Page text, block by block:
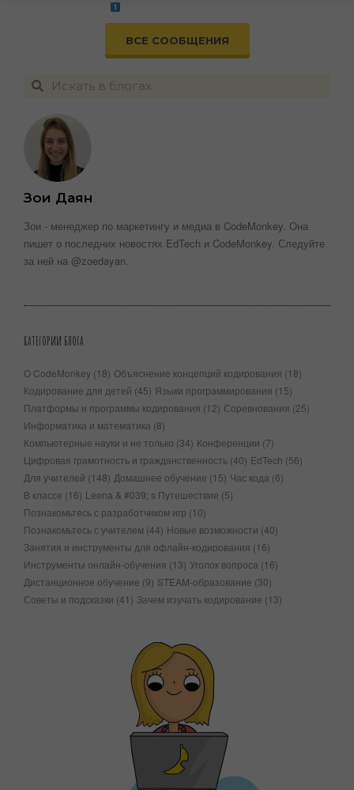
ВСЕ СООБЩЕНИЯ
Зои Даян
Зои - менеджер по маркетингу и медиа в CodeMonkey. Она
пишет о последних новостях EdTech и CodeMonkey. Следуйте
за ней на @zoedayan.
КАТЕГОРИИ БЛОГА
О CodeMonkey (18) Объяснение концепций кодирования (18)
Кодирование для детей (45) Языки программирования (15)
Платформы и программы кодирования (12) Соревнования (25)
Информатика и математика (8)
Компьютерные науки и не только (34) Конференции (7)
Цифровая грамотность и гражданственность (40) EdTech (56)
Для учителей (148) Домашнее обучение (15) Час кода (6)
В классе (16) Leena & #039; s Путешествие (5)
Познакомьтесь с разработчиком игр (10)
Познакомьтесь с учителем (44) Новые возможности (40)
Занятия и инструменты для офлайн-кодирования (16)
Инструменты онлайн-обучения (13) Уголок вопроса (16)
Дистанционное обучение (9) STEAM-образование (30)
Советы и подсказки (41) Зачем изучать кодирование (13)